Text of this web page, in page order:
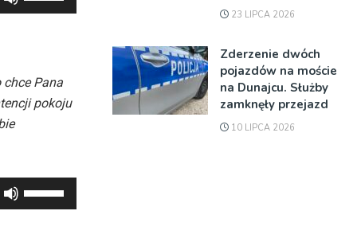
strzałek
dołu
lub
zmniejszyć
chce Pana
pokoju
strzałek
23 LIPCA 2026
Zderzenie dwóch
pojazdów na moście
na Dunajcu. Służby
zamknęły przejazd
10 LIPCA 2026